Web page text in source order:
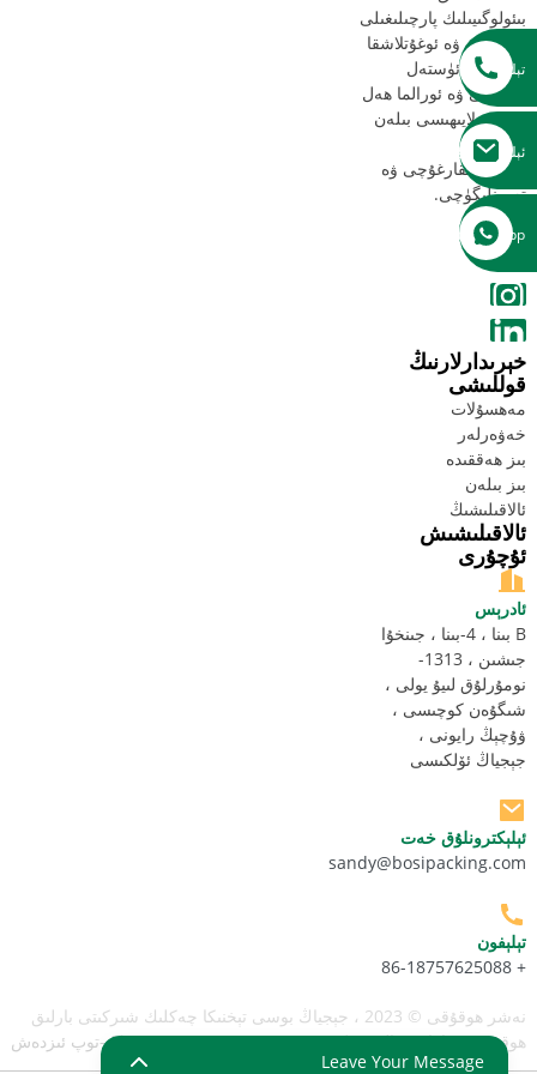
تېلېفون
ئېلېكترونلۇق
خەت
WhatsApp
بىئولوگىيىلىك پارچىلىغىلى
بولىدىغان ۋە ئوغۇتلاشقا
بولىدىغان ئۈستەل
قاچىسى ۋە ئورالما ھەل
قىلىش لايىھىسى بىلەن
داڭلىق
ئىشلەپچىقارغۇچى ۋە
تەمىنلىگۈچى.
خېرىدارلارنىڭ
قوللىشى
مەھسۇلات
خەۋەرلەر
بىز ھەققىدە
بىز بىلەن
ئالاقىلىشىڭ
ئالاقىلىشىش
ئۇچۇرى
ئادرېس
B بىنا ، 4-بىنا ، جىنخۇا
جىشىن ، 1313-
نومۇرلۇق لىيۇ يولى ،
شىگۇەن كوچىسى ،
ۋۇچېڭ رايونى ،
جېجياڭ ئۆلكىسى
ئېلېكترونلۇق خەت
sandy@bosipacking.com
تېلېفون
+ 86-18757625088
نەشر ھوقۇقى © 2023 ، جېجياڭ بوسى تېخنىكا چەكلىك شىركىتى بارلىق
ھوقۇقنى ساقلاپ قالىدۇ.بېكەت خەرىتىسى - SitemapTrans
-توپ ئىزدەش
Leave Your Message